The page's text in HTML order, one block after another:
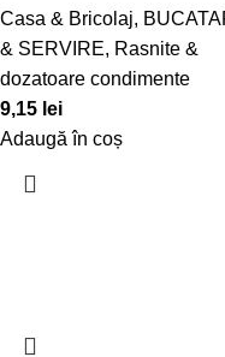
Casa & Bricolaj,
& SERVIRE, Rasnite &
dozatoare condimente
9,15 lei
Adaugă în coș